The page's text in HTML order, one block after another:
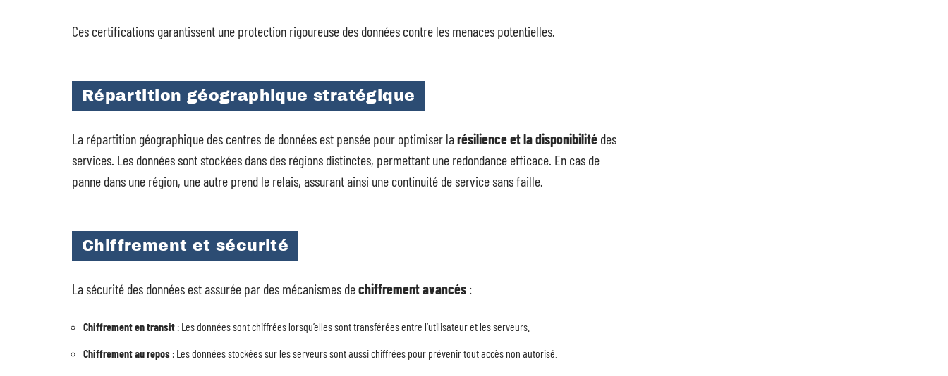
Ces certifications garantissent une protection rigoureuse des données contre les menaces potentielles.
Répartition géographique stratégique
La répartition géographique des centres de données est pensée pour optimiser larésilience et la disponibilité des
services. Les données sont stockées dans des régions distinctes, permettant une redondance efficace. En cas de
panne dans une région, une autre prend le relais, assurant ainsi une continuité de service sans faille.
Chiffrement et sécurité
La sécurité des données est assurée par des mécanismes dechiffrement avancés :
Chiffrement en transit : Les données sont chiffrées lorsqu’elles sont transférées entre l’utilisateur et les serveurs.
Chiffrement au repos : Les données stockées sur les serveurs sont aussi chiffrées pour prévenir tout accès non autorisé.